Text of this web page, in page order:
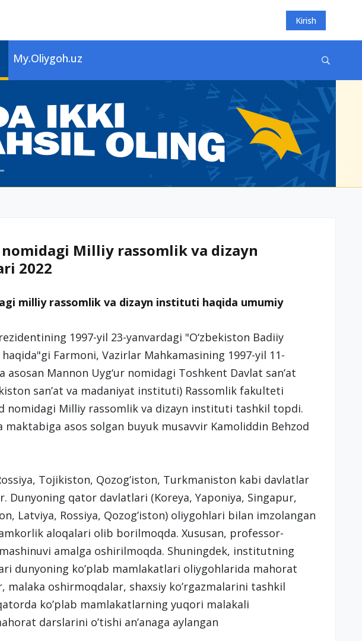
Kirish
My.Oliygoh.uz
Milliy rassomlik va dizayn
2022
milliy rassomlik va dizayn instituti haqida umumiy
1997-yil 23-yanvardagi "O‘zbekiston Badiiy
Farmoni, Vazirlar Mahkamasining 1997-yil 11-
Mannon Uyg‘ur nomidagi Toshkent Davlat san’at
san’at va madaniyat instituti) Rassomlik fakulteti
nomidagi Milliy rassomlik va dizayn instituti tashkil topdi.
asos solgan buyuk musavvir Kamoliddin Behzod
Tojikiston, Qozog’iston, Turkmaniston kabi davlatlar
Dunyoning qator davlatlari (Koreya, Yaponiya, Singapur,
Latviya, Rossiya, Qozog’iston) oliygohlari bilan imzolangan
aloqalari olib borilmoqda. Xususan, professor-
amalga oshirilmoqda. Shuningdek, institutning
dunyoning ko’plab mamlakatlari oliygohlarida mahorat
malaka oshirmoqdalar, shaxsiy ko’rgazmalarini tashkil
ko’plab mamlakatlarning yuqori malakali
darslarini o’tishi an’anaga aylangan